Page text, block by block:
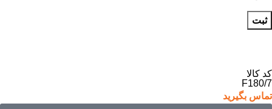
کد کالا
F180/7
تماس بگیرید